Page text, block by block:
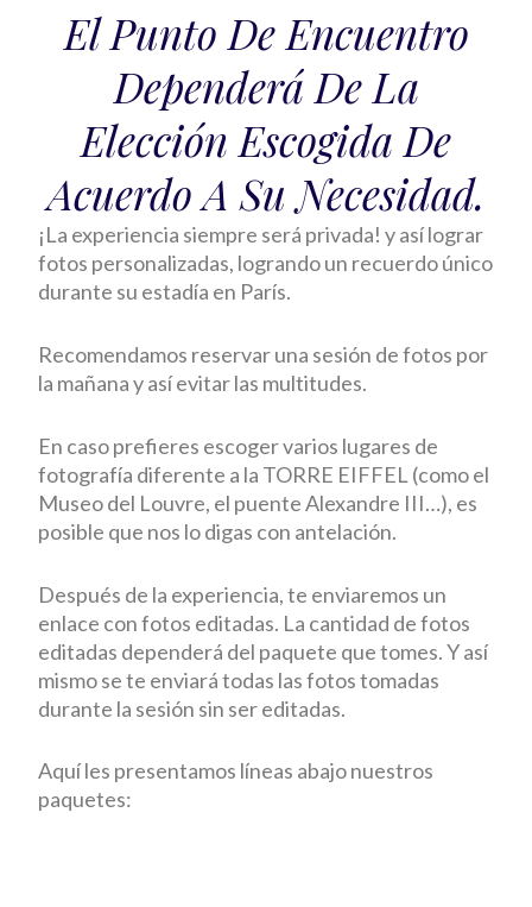
El Punto De Encuentro
Dependerá De La
Elección Escogida De
Acuerdo A Su Necesidad.
¡La experiencia siempre será privada! y así lograr
fotos personalizadas, logrando un recuerdo único
durante su estadía en París.
Recomendamos reservar una sesión de fotos por
la mañana y así evitar las multitudes.
En caso prefieres escoger varios lugares de
fotografía diferente a la TORRE EIFFEL (como el
Museo del Louvre, el puente Alexandre III…), es
posible que nos lo digas con antelación.
Después de la experiencia, te enviaremos un
enlace con fotos editadas. La cantidad de fotos
editadas dependerá del paquete que tomes. Y así
mismo se te enviará todas las fotos tomadas
durante la sesión sin ser editadas.
Aquí les presentamos líneas abajo nuestros
paquetes: